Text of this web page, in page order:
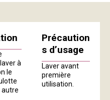
laver à
le
autre
Précaution
s d’usage
Laver avant
première
utilisation.